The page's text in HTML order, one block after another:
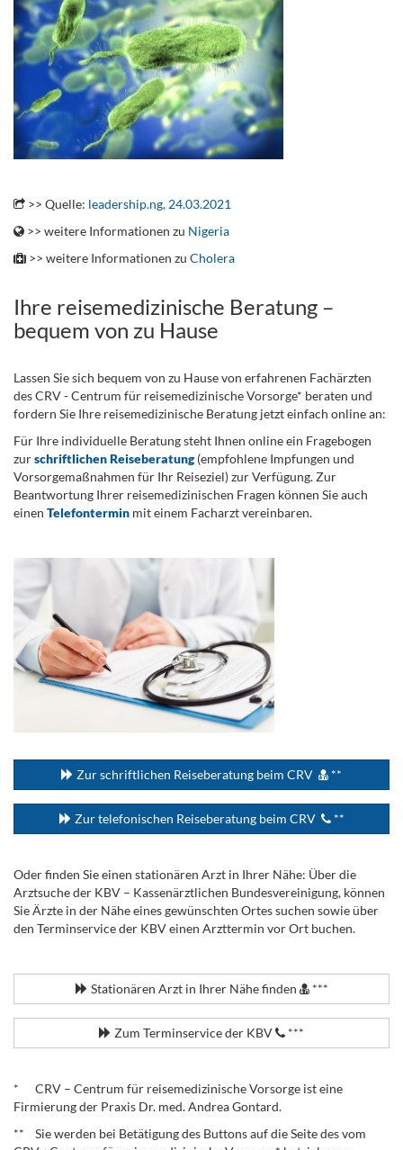
>> Quelle: leadership.ng, 24.03.2021
>> weitere Informationen zu Nigeria
>> weitere Informationen zu Cholera
Ihre reisemedizinische Beratung –
bequem von zu Hause
Lassen Sie sich bequem von zu Hause von erfahrenen Fachärzten
des CRV - Centrum für reisemedizinische Vorsorge* beraten und
fordern Sie Ihre reisemedizinische Beratung jetzt einfach online an:
Für Ihre individuelle Beratung steht Ihnen online ein Fragebogen
zurschriftlichen Reiseberatung(empfohlene Impfungen und
Vorsorgemaßnahmen für Ihr Reiseziel) zur Verfügung. Zur
Beantwortung Ihrer reisemedizinischen Fragen können Sie auch
einen Telefontermin mit einem Facharzt vereinbaren.
Zur schriftlichen Reiseberatung beim CRV **
Zur telefonischen Reiseberatung beim CRV **
Oder finden Sie einen stationären Arzt in Ihrer Nähe: Über die
Arztsuche der KBV – Kassenärztlichen Bundesvereinigung, können
Sie Ärzte in der Nähe eines gewünschten Ortes suchen sowie über
den Terminservice der KBV einen Arzttermin vor Ort buchen.
Stationären Arzt in Ihrer Nähe finden ***
Zum Terminservice der KBV ***
* CRV – Centrum für reisemedizinische Vorsorge ist eine
Firmierung der Praxis Dr. med. Andrea Gontard.
** Sie werden bei Betätigung des Buttons auf die Seite des vom